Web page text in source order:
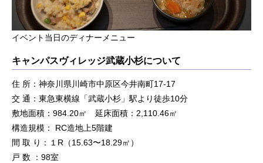
イベント当日のディナーメニュー
キャンパスヴィレッジ武蔵小杉について
住 所：神奈川県川崎市中原区今井南町17-17
交 通：東急東横線「武蔵小杉」駅より徒歩10分
敷地面積：984.20㎡ 延床面積：2,110.46㎡
構造規模： RC造地上5階建
間 取 り：１R（15.63〜18.29㎡）
戸 数 ：98室